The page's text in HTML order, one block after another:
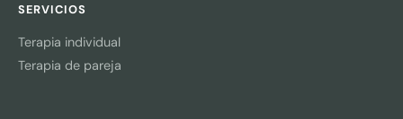
SERVICIOS
Terapia individual
Terapia de pareja